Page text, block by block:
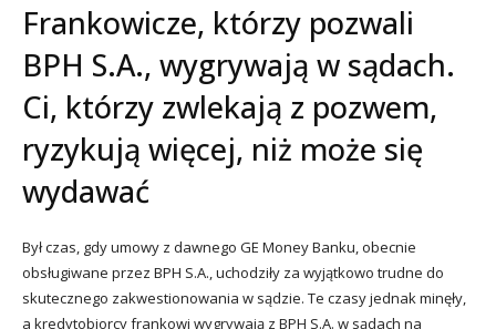
Frankowicze, którzy pozwali
BPH S.A., wygrywają w sądach.
Ci, którzy zwlekają z pozwem,
ryzykują więcej, niż może się
wydawać
Był czas, gdy umowy z dawnego GE Money Banku, obecnie
obsługiwane przez BPH S.A., uchodziły za wyjątkowo trudne do
skutecznego zakwestionowania w sądzie. Te czasy jednak minęły,
a kredytobiorcy frankowi wygrywają z BPH S.A. w sądach na